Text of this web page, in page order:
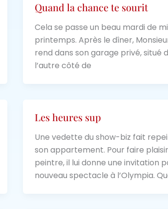
Quand la chance te sourit
Cela se passe un beau mardi de
printemps. Après le dîner,
rend dans son garage privé, situé
l’autre côté de
Les heures sup
Une vedette du show-biz fait
son appartement. Pour faire
peintre, il lui donne une invitation
nouveau spectacle à l’Olympia.